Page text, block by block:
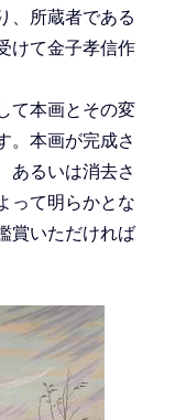
、所蔵者である
けて金子孝信作
て本画とその変
。本画が完成さ
あるいは消去さ
って明らかとな
賞いただければ